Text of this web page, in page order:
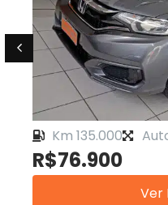
Km 135.000
R$76.900
Ver